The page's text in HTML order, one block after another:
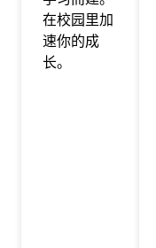
在校园里加
速你的成
长。